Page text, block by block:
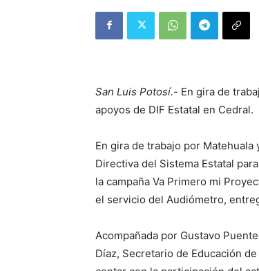
San Luis Potosí.- En gira de
apoyos de DIF Estatal en Cedral.
En gira de trabajo por
Directiva del Sistema Estatal
la campaña Va Primero mi
el servicio del Audiómetro,
Acompañada por Gustavo
Díaz, Secretario de Educación